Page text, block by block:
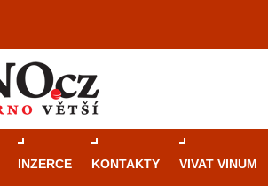
INZERCE KONTAKTY VIVAT VINUM